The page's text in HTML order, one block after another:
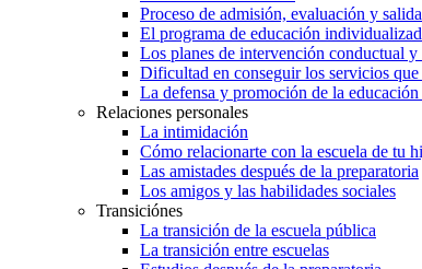
Proceso de admisión, evaluación y
El programa de educación
Los planes de intervención conductual y
Dificultad en conseguir los servicios
La defensa y promoción de la educación
Relaciones personales
La intimidación
Cómo relacionarte con la escuela de tu
Las amistades después de la preparatoria
Los amigos y las habilidades sociales
Transiciónes
La transición de la escuela pública
La transición entre escuelas